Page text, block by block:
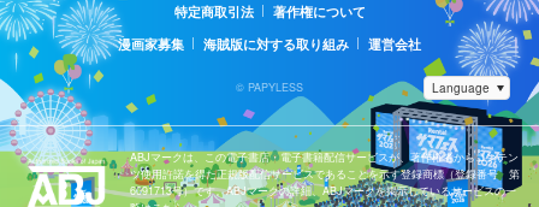
特定商取引法
著作権について
漫画家募集
海賊版に対する取り組み 運営会社
© PAPYLESS
ABJマークは、この電子書店・電子書籍配信サービスが、著作権者からコンテン
ツ使用許諾を得た正規版配信サービスであることを示す登録商標（登録番号 第
6091713号）です。ABJマークの詳細、ABJマークを掲示しているサービスの一